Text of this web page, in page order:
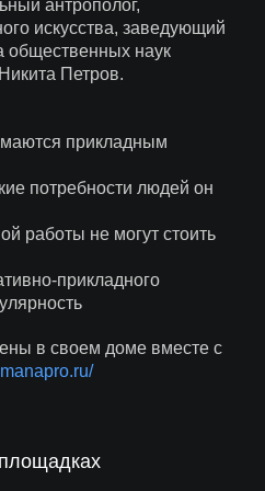
антрополог,
искусства, заведующий
общественных наук
Петров.
прикладным
потребности людей он
работы не могут стоить
прикладного
в своем доме вместе с